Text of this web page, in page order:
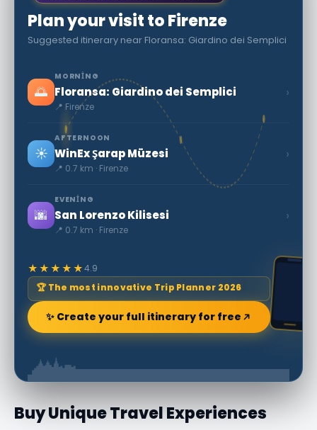
Plan your visit to Firenze
Suggested itinerary near Floransa: Giardino dei Semplici
🌅
MORNING
Floransa: Giardino dei Semplici
📍 Firenze
›
☀️
AFTERNOON
WinEx Şarap Müzesi
📍 0.7 km · Firenze
›
🌆
EVENING
San Lorenzo Kilisesi
📍 0.7 km · Firenze
›
★★★★★4.9
🏆 The most innovative Trip Planner 2026
✨ Create your full itinerary for free
Buy Unique Travel Experiences